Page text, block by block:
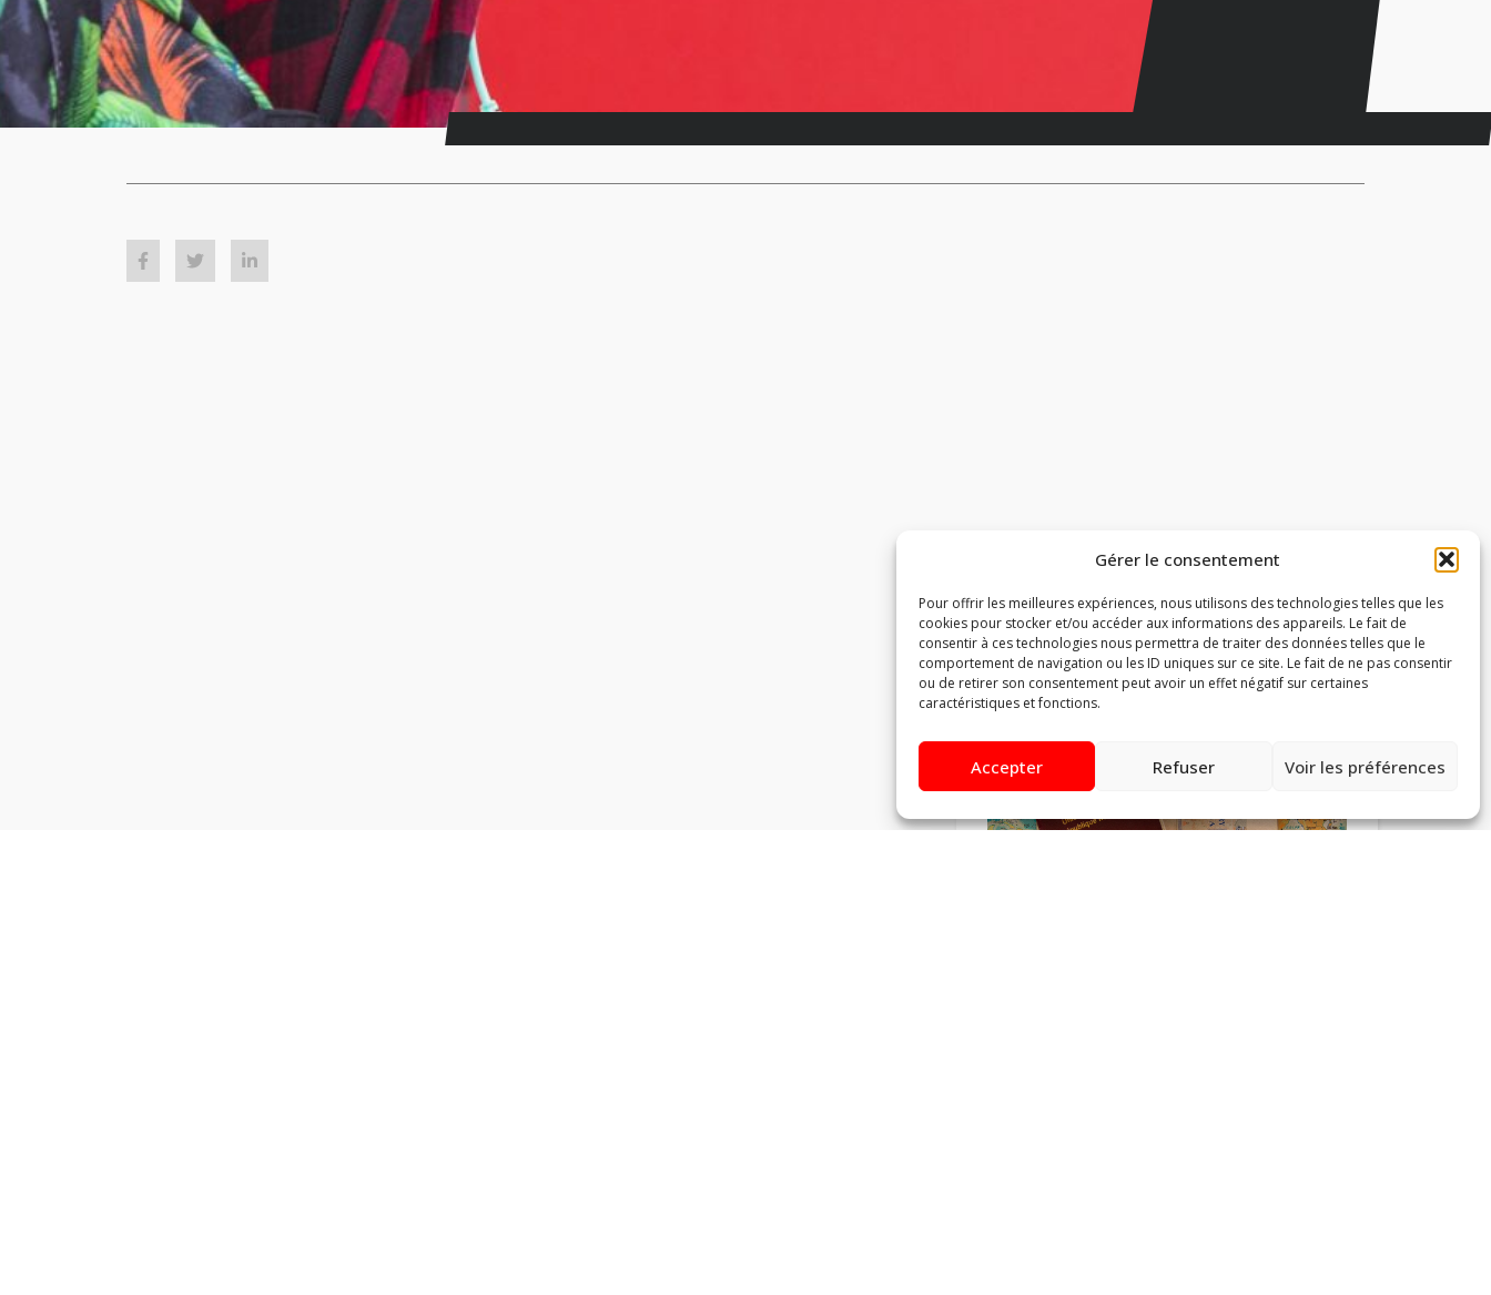
Gérer le consentement
Pour offrir les meilleures expériences, nous utilisons des technologies telles que les
cookies pour stocker et/ou accéder aux informations des appareils. Le fait de
consentir à ces technologies nous permettra de traiter des données telles que le
comportement de navigation ou les ID uniques sur ce site. Le fait de ne pas consentir
ou de retirer son consentement peut avoir un effet négatif sur certaines
caractéristiques et fonctions.
Accepter Refuser Voir les préférences
Ceci pourrait également vous
intéresser